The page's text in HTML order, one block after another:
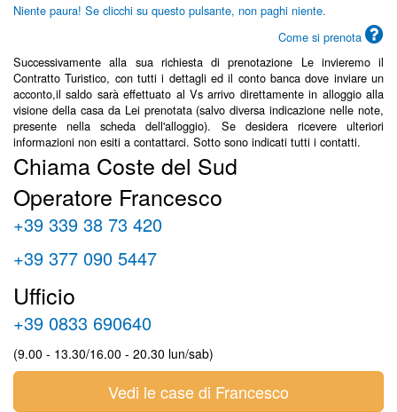
Niente paura! Se clicchi su questo pulsante, non paghi niente.
Come si prenota
Successivamente alla sua richiesta di prenotazione Le invieremo il
Contratto Turistico, con tutti i dettagli ed il conto banca dove inviare un
acconto,il saldo sarà effettuato al Vs arrivo direttamente in alloggio alla
visione della casa da Lei prenotata (salvo diversa indicazione nelle note,
presente nella scheda dell'alloggio). Se desidera ricevere ulteriori
informazioni non esiti a contattarci. Sotto sono indicati tutti i contatti.
Chiama Coste del Sud
Operatore Francesco
+39 339 38 73 420
+39 377 090 5447
Ufficio
+39 0833 690640
(9.00 - 13.30/16.00 - 20.30 lun/sab)
Vedi le case di Francesco